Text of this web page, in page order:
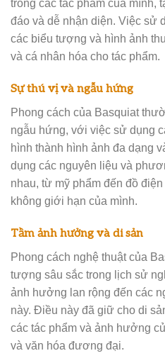
trong các tác phẩm của mình,
đáo và dễ nhận diện. Việc sử
các biểu tượng và hình ảnh
và cá nhân hóa cho tác phẩm.
Sự thú vị và ngẫu hứng
Phong cách của Basquiat
ngẫu hứng, với việc sử dụng
hình thành hình ảnh đa dạng
dụng các nguyên liệu và
nhau, từ mỹ phẩm đến đồ
không giới hạn của mình.
Tầm ảnh hưởng và di sản
Phong cách nghệ thuật của
tượng sâu sắc trong lịch sử
ảnh hưởng lan rộng đến các
này. Điều này đã giữ cho di
các tác phẩm và ảnh hưởng
và văn hóa đương đại.